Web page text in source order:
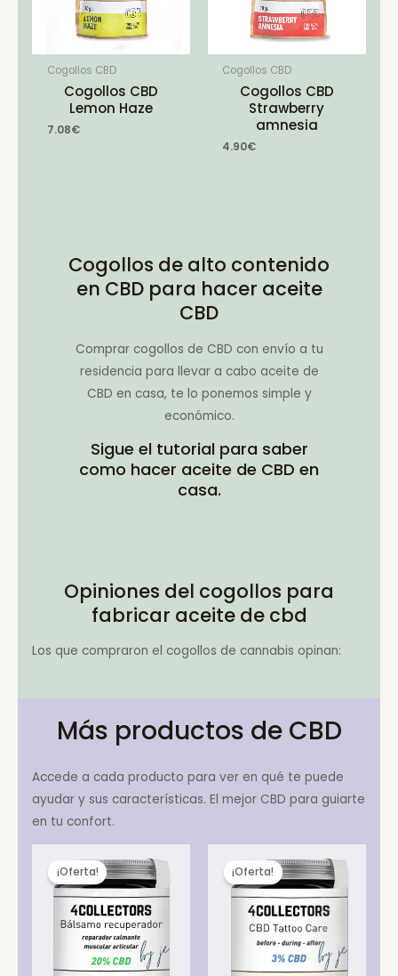
Cogollos CBD
Cogollos CBD
Lemon Haze
7.08€
Cogollos CBD
Cogollos CBD
Strawberry
amnesia
4.90€
Cogollos de alto contenido
en CBD para hacer aceite
CBD
Comprar cogollos de CBD con envío a tu
residencia para llevar a cabo aceite de
CBD en casa, te lo ponemos simple y
económico.
Sigue el tutorial para saber
como hacer aceite de CBD en
casa.
Opiniones del cogollos para
fabricar aceite de cbd
Los que compraron el cogollos de cannabis opinan:
Más productos de CBD
Accede a cada producto para ver en qué te puede
ayudar y sus características. El mejor CBD para guiarte
en tu confort.
¡Oferta! ¡Oferta!